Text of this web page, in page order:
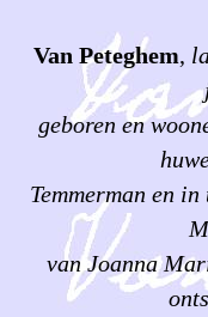
Van Peteghem,
geboren en
Temmerman en
van Joanna